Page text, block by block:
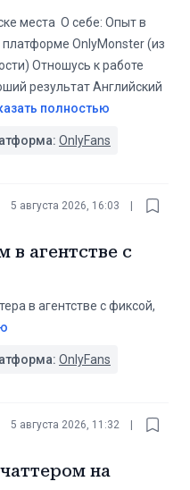
места ‍ О себе: Опыт в
платформе OnlyMonster (из
Отношусь к работе
результат Английский
полностью
OnlyFans
5 августа 2026, 16:03
агентстве с
в агентстве с фиксой,
OnlyFans
5 августа 2026, 11:32
на